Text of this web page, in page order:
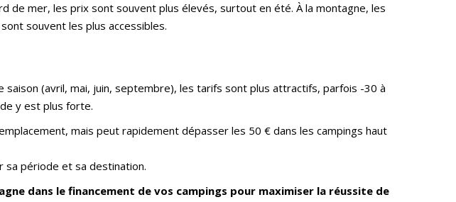
de mer, les prix sont souvent plus élevés, surtout en été. À la montagne, les
souvent les plus accessibles.
(avril, mai, juin, septembre), les tarifs sont plus attractifs, parfois -30 à
y est plus forte.
mais peut rapidement dépasser les 50 € dans les campings haut
sa période et sa destination.
dans le financement de vos campings pour maximiser la réussite de